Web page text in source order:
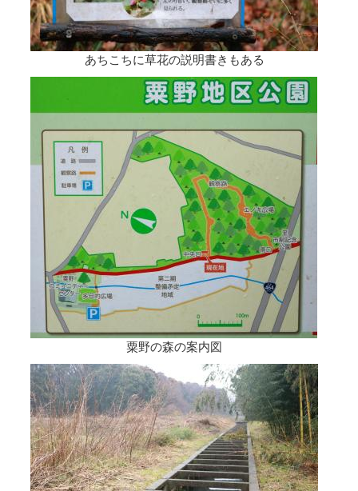
あちこちに草花の説明書きもある
粟野の森の案内図